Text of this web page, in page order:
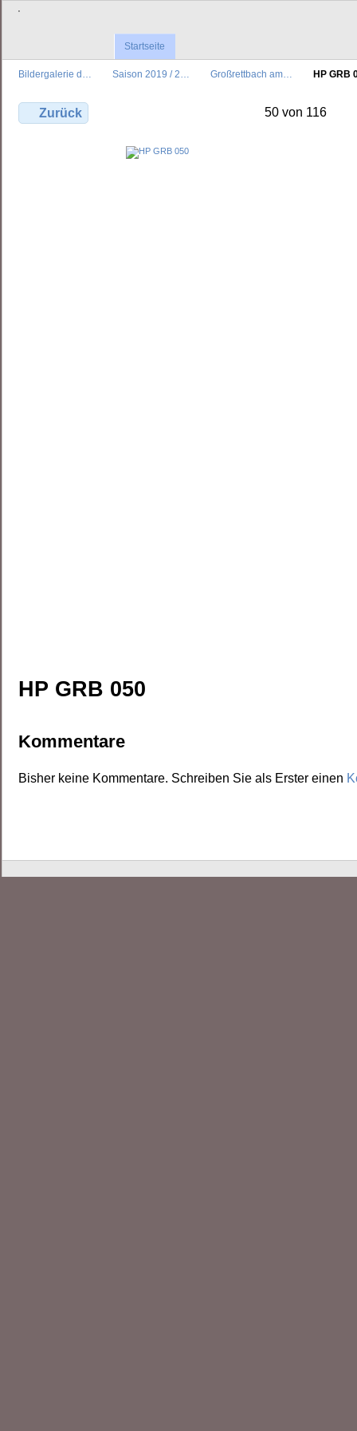
'
Startseite
Bildergalerie d… Saison 2019 / 2… Großrettbach am… HP GRB
Zurück 50 von 116
HP GRB 050
Kommentare
Bisher keine Kommentare. Schreiben Sie als Erster einen